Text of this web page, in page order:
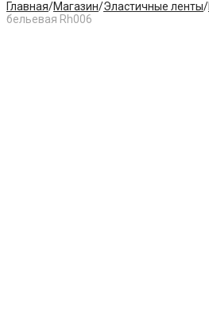
Главная/Магазин/Эластичные ленты/
бельевая Rh006